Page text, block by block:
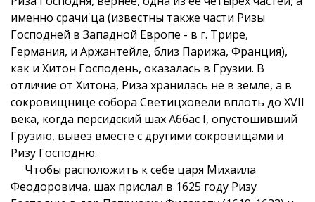
именно срачи'ца (известны также части Ризы
Господней в Западной Европе - в г. Трире,
Германия, и Аржантейле, близ Парижа, Франция),
как и Хитон Господень, оказалась в Грузии. В
отличие от Хитона, Риза хранилась не в земле, а в
сокровищнице собора Светицховели вплоть до ХVII
века, когда персидский шах Аббас I, опустошивший
Грузию, вывез вместе с другими сокровищами и
Ризу Господню.
Чтобы расположить к себе царя Михаила
Феодоровича, шах прислал в 1625 году Ризу